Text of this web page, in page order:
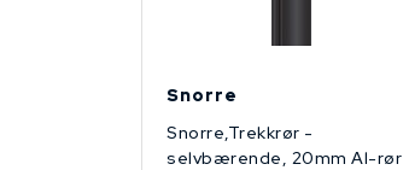
Snorre
Snorre,Trekkrør -
selvbærende, 20mm Al-rør